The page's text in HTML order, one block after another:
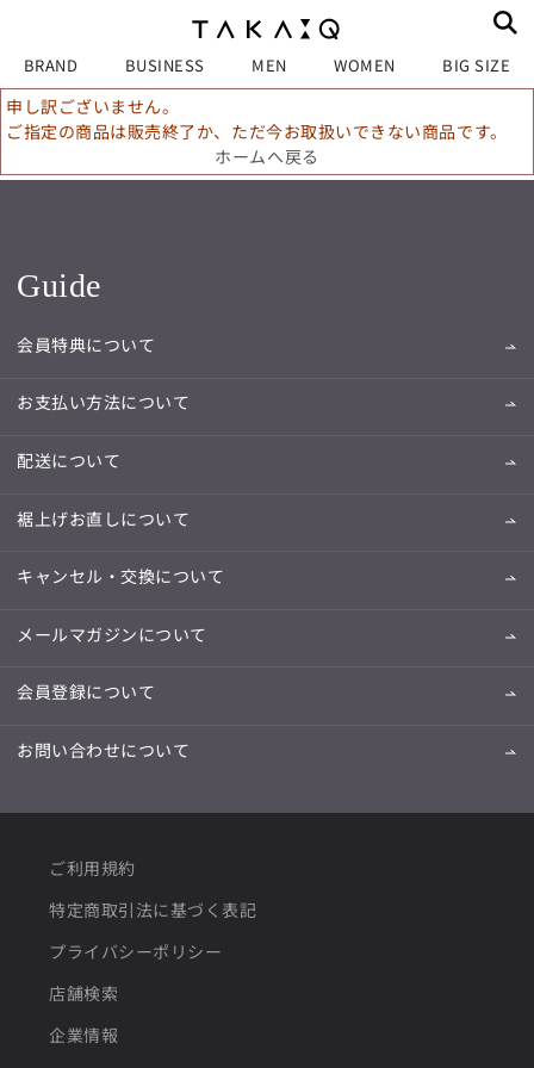
BRAND BUSINESS MEN WOMEN BIG SIZE
申し訳ございません。
ご指定の商品は販売終了か、ただ今お取扱いできない商品です。
ホームへ戻る
Guide
会員特典について
お支払い方法について
配送について
裾上げお直しについて
キャンセル・交換について
メールマガジンについて
会員登録について
お問い合わせについて
ご利用規約
特定商取引法に基づく表記
プライバシーポリシー
店舗検索
企業情報